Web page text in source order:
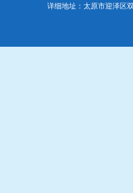
详细地址：太原市迎泽区